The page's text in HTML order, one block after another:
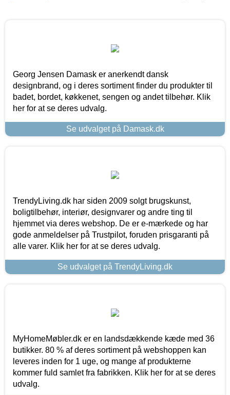
Georg Jensen Damask er anerkendt dansk
designbrand, og i deres sortiment finder du produkter til
badet, bordet, køkkenet, sengen og andet tilbehør. Klik
her for at se deres udvalg.
Se udvalget på Damask.dk
TrendyLiving.dk har siden 2009 solgt brugskunst,
boligtilbehør, interiør, designvarer og andre ting til
hjemmet via deres webshop. De er e-mærkede og har
gode anmeldelser på Trustpilot, foruden prisgaranti på
alle varer. Klik her for at se deres udvalg.
Se udvalget på TrendyLiving.dk
MyHomeMøbler.dk er en landsdækkende kæde med 36
butikker. 80 % af deres sortiment på webshoppen kan
leveres inden for 1 uge, og mange af produkterne
kommer fuld samlet fra fabrikken. Klik her for at se deres
udvalg.